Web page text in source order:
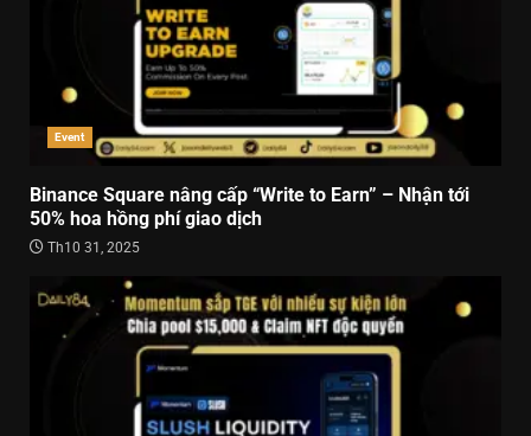
Event
Binance Square nâng cấp “Write to Earn” – Nhận tới
50% hoa hồng phí giao dịch
Th10 31, 2025